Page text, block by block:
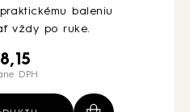
baleniu
vždy po ruke.
8,15
DPH